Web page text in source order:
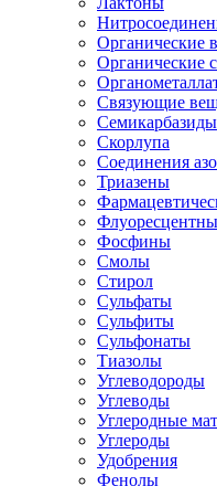
Органические
Органические
Связующие
Семикарбазиды
Скорлупа
Соединения
Триазены
Фосфины
Смолы
Стирол
Сульфаты
Сульфиты
Сульфонаты
Тиазолы
Углеводороды
Углеводы
Углеродные
Углероды
Удобрения
Фенолы